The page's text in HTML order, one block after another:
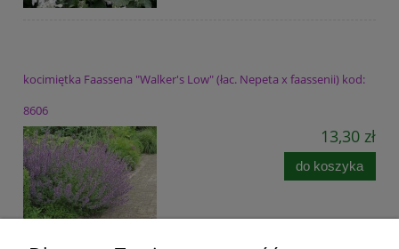
kocimiętka Faassena "Walker's Low" (łac. Nepeta x faassenii) kod:
8606
13,30 zł
do koszyka